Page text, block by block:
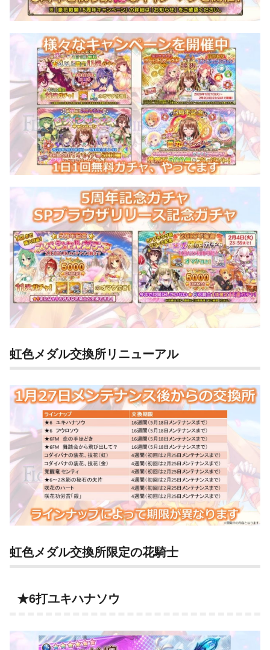
虹色メダル交換所リニューアル
虹色メダル交換所限定の花騎士
★6打ユキハナソウ